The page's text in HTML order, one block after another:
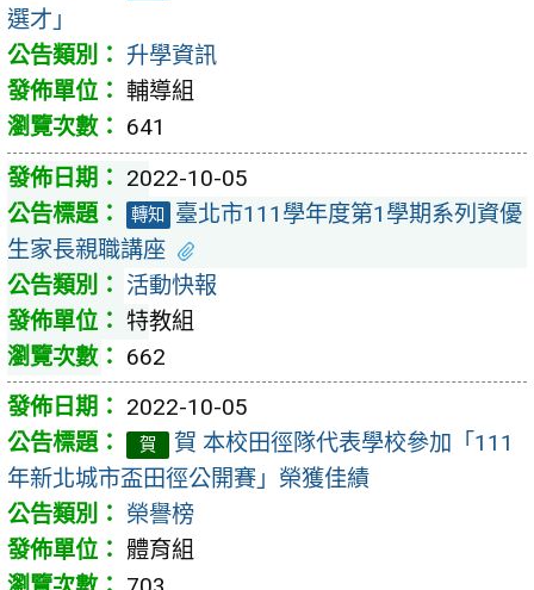
選才」
升學資訊
輔導組
641
2022-10-05
轉知
臺北市111學年度第1學期系列資優
生家長親職講座
活動快報
特教組
662
2022-10-05
賀
賀 本校田徑隊代表學校參加「111
年新北城市盃田徑公開賽」榮獲佳績
榮譽榜
體育組